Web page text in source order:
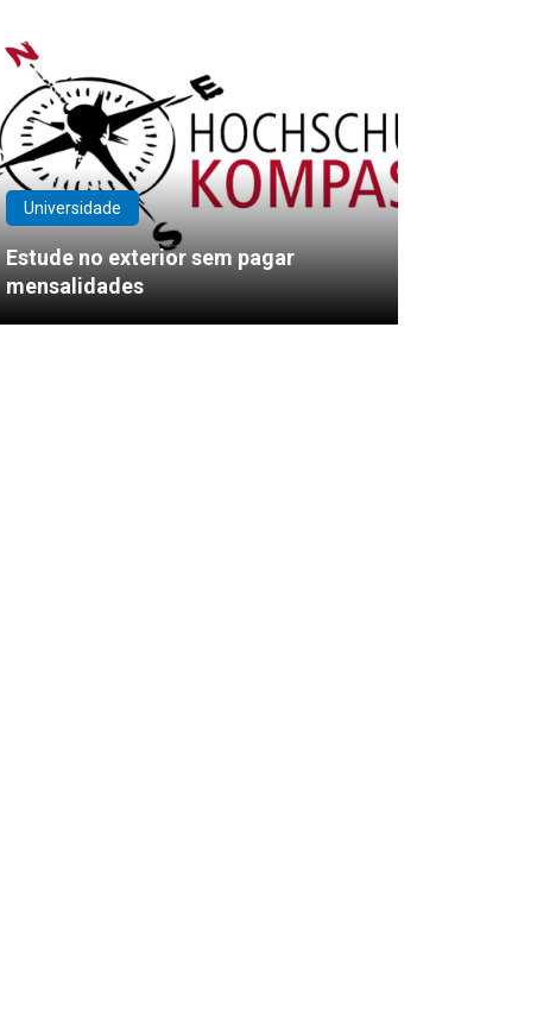
Universidade
Estude no exterior sem pagar
mensalidades